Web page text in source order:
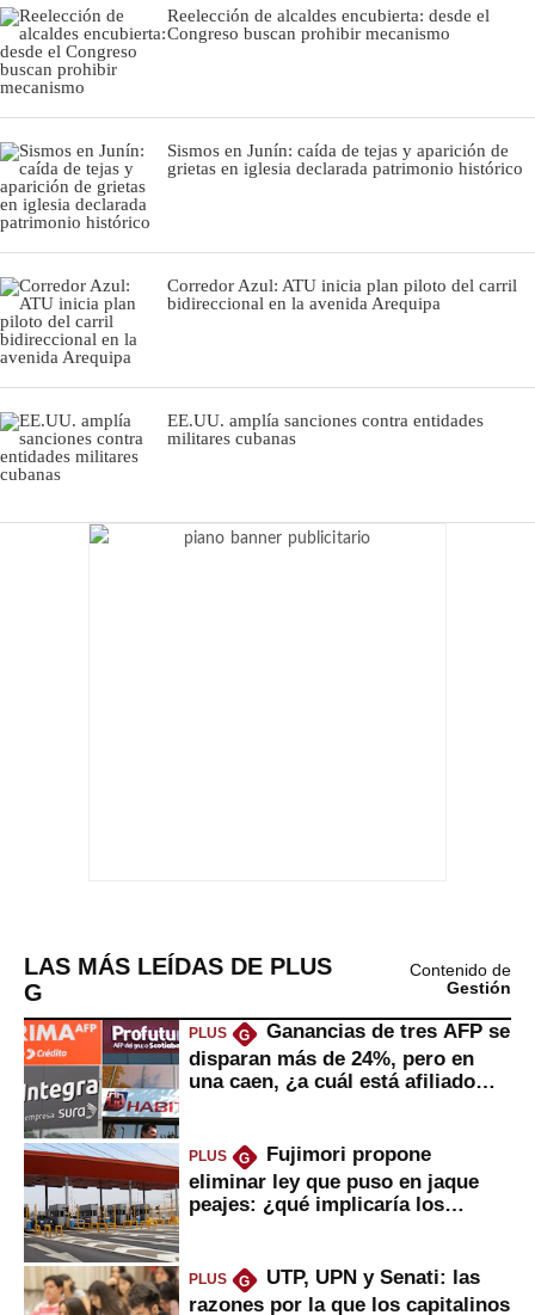
Reelección de alcaldes encubierta: desde el
Congreso buscan prohibir mecanismo
Sismos en Junín: caída de tejas y aparición de
grietas en iglesia declarada patrimonio histórico
Corredor Azul: ATU inicia plan piloto del carril
bidireccional en la avenida Arequipa
EE.UU. amplía sanciones contra entidades
militares cubanas
LAS MÁS LEÍDAS DE PLUS
G
Contenido de
Gestión
PLUS G
Ganancias de tres AFP se
disparan más de 24%, pero en
una caen, ¿a cuál está afiliado
PLUS G
Fujimori propone
eliminar ley que puso en jaque
peajes: ¿qué implicaría los
PLUS G
UTP, UPN y Senati: las
razones por la que los capitalinos